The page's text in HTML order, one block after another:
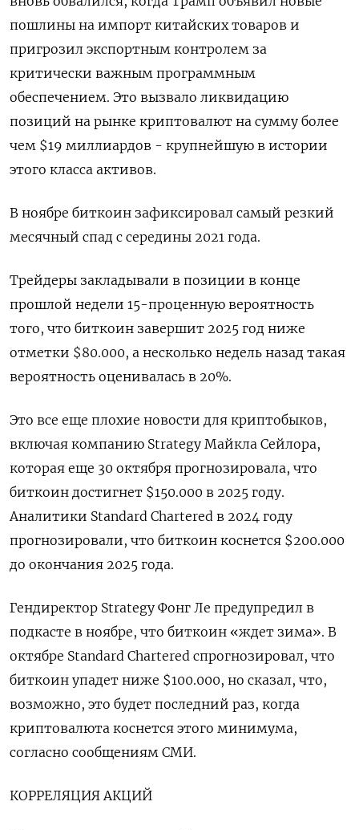
пошлины на импорт китайских товаров и
пригрозил экспортным контролем за
критически важным программным
обеспечением. Это вызвало ликвидацию
позиций на рынке криптовалют на сумму более
чем $19 миллиардов - крупнейшую в истории
этого класса активов.
В ноябре биткоин зафиксировал самый резкий
месячный спад с середины 2021 года.
Трейдеры закладывали в позиции в конце
прошлой недели 15-проценную вероятность
того, что биткоин завершит 2025 год ниже
отметки $80.000, а несколько недель назад такая
вероятность оценивалась в 20%.
Это все еще плохие новости для криптобыков,
включая компанию Strategy Майкла Сейлора,
которая еще 30 октября прогнозировала, что
биткоин достигнет $150.000 в 2025 году.
Аналитики Standard Chartered в 2024 году
прогнозировали, что биткоин коснется $200.000
до окончания 2025 года.
Гендиректор Strategy Фонг Ле предупредил в
подкасте в ноябре, что биткоин «ждет зима». В
октябре Standard Chartered спрогнозировал, что
биткоин упадет ниже $100.000, но сказал, что,
возможно, это будет последний раз, когда
криптовалюта коснется этого минимума,
согласно сообщениям СМИ.
КОРРЕЛЯЦИЯ АКЦИЙ